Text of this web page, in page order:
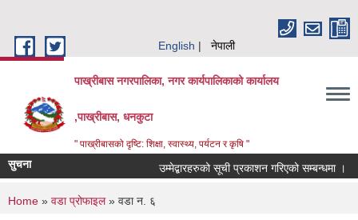
English नेपाली
पाख्रीबास नगरपालिका, नगर कार्यपालिकाको कार्यालय
,पाख्रीबास, धनकुटा
" पाख्रीबासको दृष्टि: शिक्षा, स्वास्थ्य, पर्यटन र कृषि "
सुचना उम्मेद्बारहरुको सूची प्रकाशन गरिएको सम्बन्धमा ।
You are here
Home » वडा प्रोफाइल» वडा न. ६